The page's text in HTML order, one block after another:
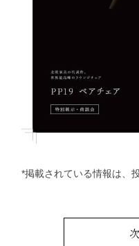
*掲載されている情報は、